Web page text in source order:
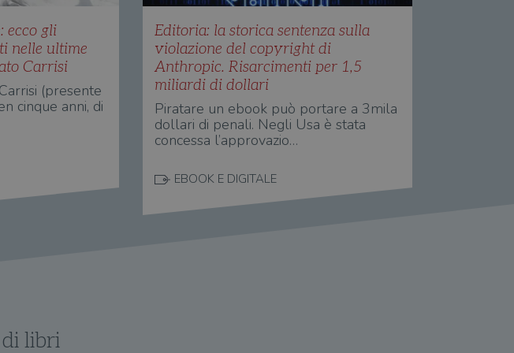
ecco gli
nelle ultime
Carrisi
(presente
cinque anni, di
Editoria: la storica sentenza sulla
violazione del copyright di
Anthropic. Risarcimenti per 1,5
miliardi di dollari
Piratare un ebook può portare a 3mila
dollari di penali. Negli Usa è stata
concessa l’approvazio…
EBOOK E DIGITALE
libri